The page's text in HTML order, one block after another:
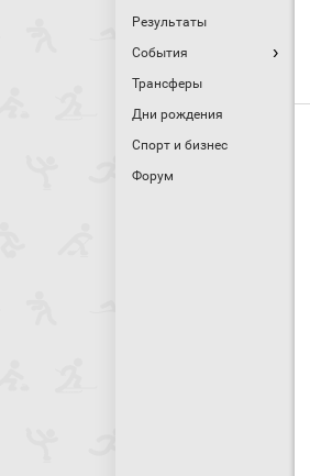
Результаты
События
Трансферы
Дни рождения
Спорт и бизнес
Форум